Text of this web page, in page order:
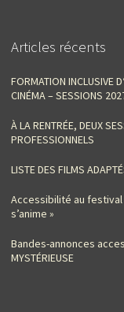
Articles récents
FORMATION INCLUSIVE
CINÉMA – SESSIONS
À LA RENTRÉE, DEUX
PROFESSIONNELS
LISTE DES FILMS
Accessibilité au festival
s’anime »
Bandes-annonces
MYSTÉRIEUSE